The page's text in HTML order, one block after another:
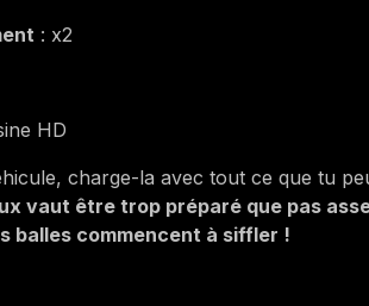
: x2
HD
charge-la avec tout ce que tu
vaut être trop préparé que pas
balles commencent à siffler !